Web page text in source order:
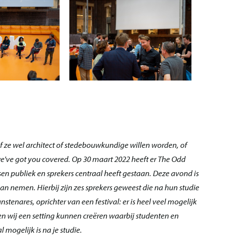
wel architect of stedebouwkundige willen worden, of
got you covered. Op 30 maart 2022 heeft er The Odd
publiek en sprekers centraal heeft gestaan. Deze avond is
nemen. Hierbij zijn zes sprekers geweest die na hun studie
oprichter van een festival: er is heel veel mogelijk
wij een setting kunnen creëren waarbij studenten en
mogelijk is na je studie.